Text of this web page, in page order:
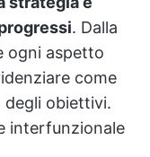
. Dalla
ogni aspetto
come
degli obiettivi.
interfunzionale